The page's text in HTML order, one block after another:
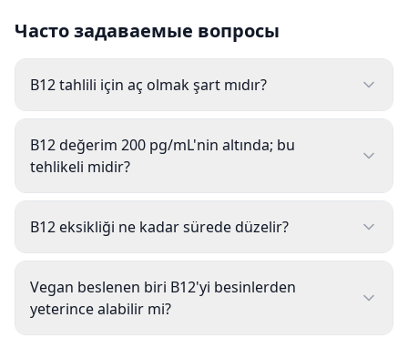
Часто задаваемые вопросы
B12 tahlili için aç olmak şart mıdır?
B12 değerim 200 pg/mL'nin altında; bu
tehlikeli midir?
B12 eksikliği ne kadar sürede düzelir?
Vegan beslenen biri B12'yi besinlerden
yeterince alabilir mi?